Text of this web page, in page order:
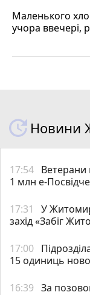
Маленького
учора ввечері,
Новини
17:54
1 млн е-
17:31
У
захід «Забіг
17:00
15 одиниць
16:39 За